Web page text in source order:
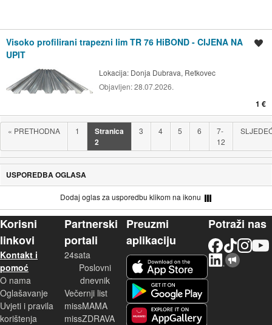
Visoko profilirani trapezni lim TR 76 HiBOND - CIJENA NA
UPIT
Lokacija: Donja Dubrava, Retkovec
Objavljen:28.07.2026.
1 €
« PRETHODNA 1
Stranica
2
3 4 5 6
7-
12
USPOREDBA OGLASA
Dodaj oglas za usporedbu klikom na ikonu
Korisni
linkovi
Kontakt i
pomoć
O nama
Oglašavanje
Uvjeti i pravila
korištenja
Partnerski
portali
24sata
Poslovni
dnevnik
Večernji list
missMAMA
missZDRAVA
Preuzmi
aplikaciju
Potraži nas